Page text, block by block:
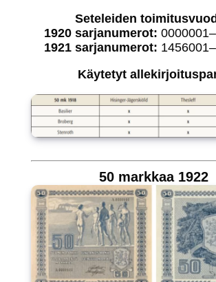
Seteleiden
1920 sarjanumerot:
1921 sarjanumerot:
Käytetyt
50 markkaa 1922